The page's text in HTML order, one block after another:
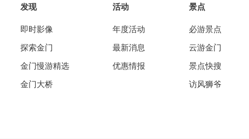
发现
即时影像
探索金门
金门慢游精选
金门大桥
活动
年度活动
最新消息
优惠情报
景点
必游景点
云游金门
景点快搜
访风狮爷